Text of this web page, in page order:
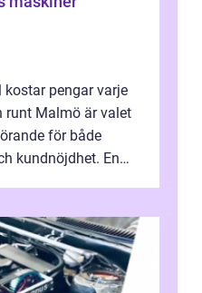
pengar varje
runt Malmö är valet
för både
kundnöjdhet. En